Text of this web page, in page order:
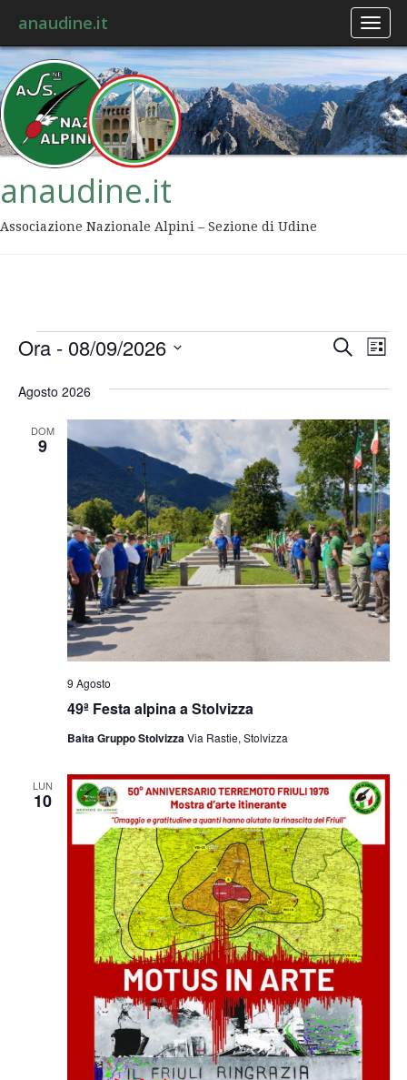
anaudine.it
anaudine.it
Associazione Nazionale Alpini – Sezione di Udine
viste
Cerca
Lista
Ora - 08/09/2026
la
Agosto 2026
DOM
9
49ª Festa alpina a Stolvizza
9 Agosto
Baita Gruppo StolvizzaVia Rastie, Stolvizza
LUN
10